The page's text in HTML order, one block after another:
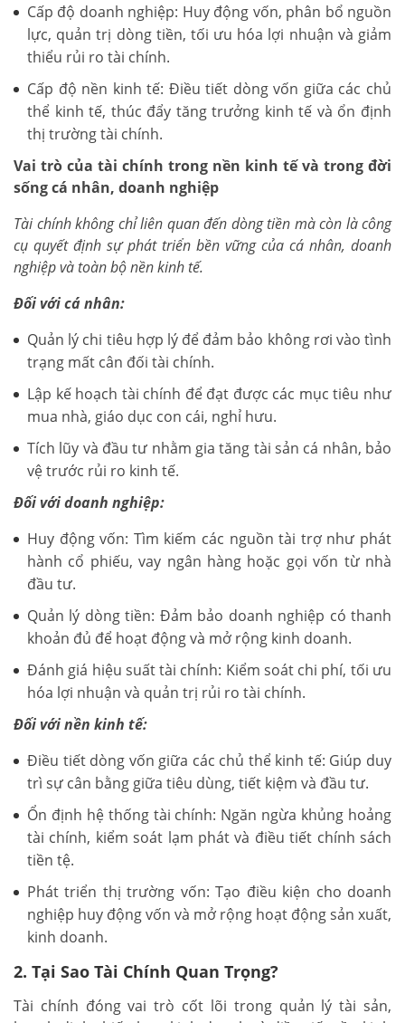
Cấp độ doanh nghiệp: Huy động vốn, phân bổ nguồn
lực, quản trị dòng tiền, tối ưu hóa lợi nhuận và giảm
thiểu rủi ro tài chính.
Cấp độ nền kinh tế: Điều tiết dòng vốn giữa các chủ
thể kinh tế, thúc đẩy tăng trưởng kinh tế và ổn định
thị trường tài chính.
Vai trò của tài chính trong nền kinh tế và trong đời
sống cá nhân, doanh nghiệp
Tài chính không chỉ liên quan đến dòng tiền mà còn là công
cụ quyết định sự phát triển bền vững của cá nhân, doanh
nghiệp và toàn bộ nền kinh tế.
Đối với cá nhân:
Quản lý chi tiêu hợp lý để đảm bảo không rơi vào tình
trạng mất cân đối tài chính.
Lập kế hoạch tài chính để đạt được các mục tiêu như
mua nhà, giáo dục con cái, nghỉ hưu.
Tích lũy và đầu tư nhằm gia tăng tài sản cá nhân, bảo
vệ trước rủi ro kinh tế.
Đối với doanh nghiệp:
Huy động vốn: Tìm kiếm các nguồn tài trợ như phát
hành cổ phiếu, vay ngân hàng hoặc gọi vốn từ nhà
đầu tư.
Quản lý dòng tiền: Đảm bảo doanh nghiệp có thanh
khoản đủ để hoạt động và mở rộng kinh doanh.
Đánh giá hiệu suất tài chính: Kiểm soát chi phí, tối ưu
hóa lợi nhuận và quản trị rủi ro tài chính.
Đối với nền kinh tế:
Điều tiết dòng vốn giữa các chủ thể kinh tế: Giúp duy
trì sự cân bằng giữa tiêu dùng, tiết kiệm và đầu tư.
Ổn định hệ thống tài chính: Ngăn ngừa khủng hoảng
tài chính, kiểm soát lạm phát và điều tiết chính sách
tiền tệ.
Phát triển thị trường vốn: Tạo điều kiện cho doanh
nghiệp huy động vốn và mở rộng hoạt động sản xuất,
kinh doanh.
2. Tại Sao Tài Chính Quan Trọng?
Tài chính đóng vai trò cốt lõi trong quản lý tài sản,